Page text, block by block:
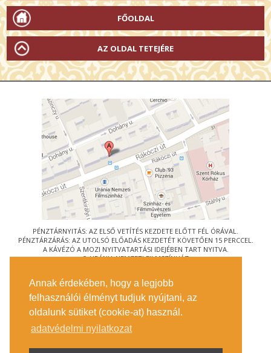
Annak érdekében, hogy a legjobb
felhasználói élményt tudjuk nyújtani, az
oldalunk sütiket (cookie-at) használ.
adatvédelmi nyilatkozat
FŐOLDAL
AZ OLDAL TETEJÉRE
PÉNZTÁRNYITÁS: AZ ELSŐ VETÍTÉS KEZDETE ELŐTT FÉL ÓRÁVAL.
PÉNZTÁRZÁRÁS: AZ UTOLSÓ ELŐADÁS KEZDETÉT KÖVETŐEN 15 PERCCEL.
A KÁVÉZÓ A MOZI NYITVATARTÁSI IDEJÉBEN TART NYITVA.
© URÁNIA NEMZETI FILMSZÍNHÁZ
1088 BUDAPEST, RÁKÓCZI ÚT 21.
MEGKÖZELÍTÉS
JEGYINFORMÁCIÓ
ÍRJON NEKÜNK!
KÖZÉRDEKŰ ADATOK